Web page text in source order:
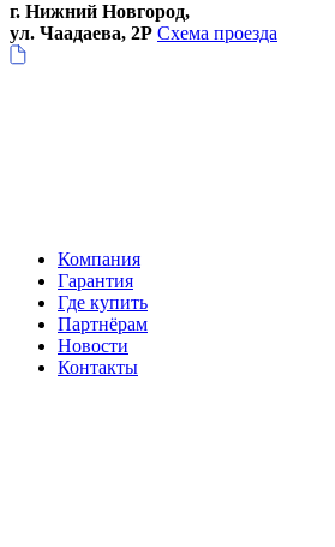
г. Нижний Новгород,
ул. Чаадаева, 2Р Схема проезда
Компания
Гарантия
Где купить
Партнёрам
Новости
Контакты